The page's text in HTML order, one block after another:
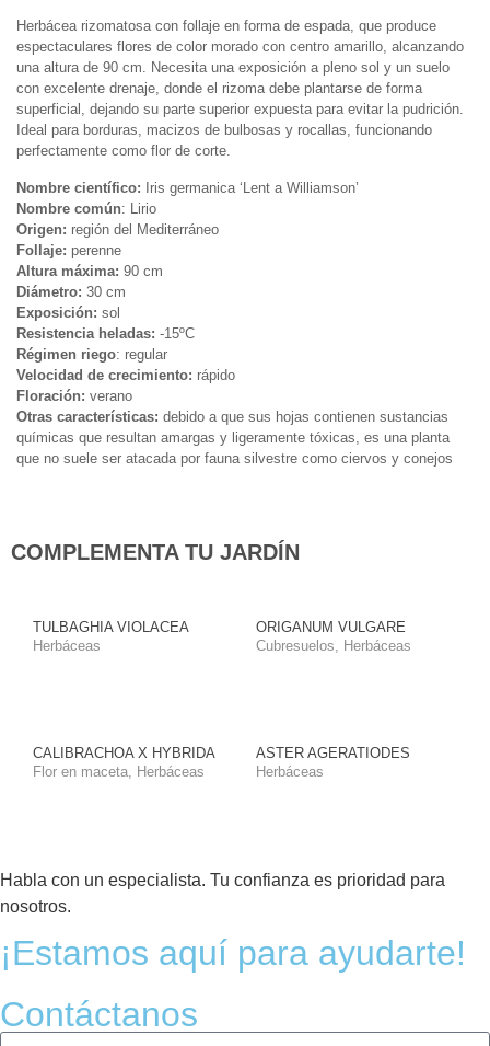
Herbácea rizomatosa con follaje en forma de espada, que produce
espectaculares flores de color morado con centro amarillo, alcanzando
una altura de 90 cm. Necesita una exposición a pleno sol y un suelo
con excelente drenaje, donde el rizoma debe plantarse de forma
superficial, dejando su parte superior expuesta para evitar la pudrición.
Ideal para borduras, macizos de bulbosas y rocallas, funcionando
perfectamente como flor de corte.
Nombre científico: Iris germanica ‘Lent a Williamson’
Nombre común: Lirio
Origen: región del Mediterráneo
Follaje: perenne
Altura máxima: 90 cm
Diámetro: 30 cm
Exposición: sol
Resistencia heladas: -15ºC
Régimen riego: regular
Velocidad de crecimiento: rápido
Floración: verano
Otras características: debido a que sus hojas contienen sustancias
químicas que resultan amargas y ligeramente tóxicas, es una planta
que no suele ser atacada por fauna silvestre como ciervos y conejos
COMPLEMENTA TU JARDÍN
Herbáceas
TULBAGHIA VIOLACEA
Cubresuelos
Herbáceas
ORIGANUM VULGARE
Flor en maceta Herbáceas
CALIBRACHOA X HYBRIDA
Herbáceas
ASTER AGERATIODES
Habla con un especialista. Tu confianza es prioridad para
nosotros.
¡Estamos aquí para ayudarte!
Contáctanos